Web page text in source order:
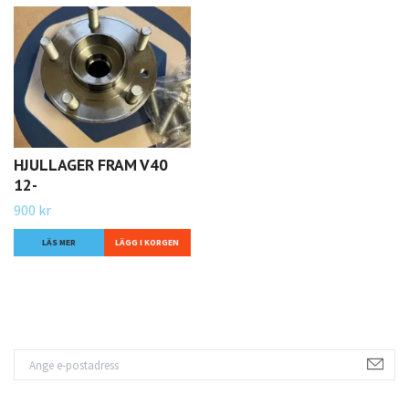
HJULLAGER FRAM V40
12-
900 kr
LÄS MER